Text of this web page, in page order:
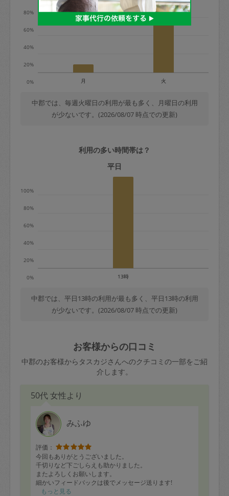
水曜日9時〜金曜日9時まで＝依頼料金の
＋交通費全額
依頼者不在による当日キャンセル＝依頼
金額の100%＋交通費全額
定期契約をキャンセルする場合、毎週定
期は月2回まで隔週定期は月1回までキャ
ンセル料は発生しません。それ以上はキ
定期依頼1回（3時間）の金額とスポット
1回（3時間）依頼した場合の金額の差額
0%
20%
40%
60%
80%
月 火
中郡では、毎週火曜日の利用が最も多く、月曜日の利用
が少ないです。(2026/08/07 時点での更新)
利用の多い時間帯は？
平日
0%
20%
40%
60%
80%
100%
13時
中郡では、平日13時の利用が最も多く、平日13時の利用
が少ないです。(2026/08/07 時点での更新)
お客様からの口コミ
中郡のお客様からタスカジさんへのクチコミの一部をご紹
介します。
50代 女性より
みふゆ
評価：
今回もありがとうございました。
千切りなど下ごしらえも助かりました。
またよろしくお願いします。
細かいフィードバックは後でメッセージ送ります!
もっと見る